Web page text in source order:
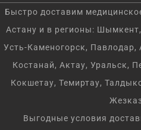
Быстро доставим
Астану и в регионы:
Усть-Каменогорск,
Костанай, Актау, Уральск,
Кокшетау, Темиртау,
Выгодные условия